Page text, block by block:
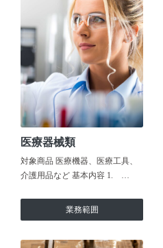
医療器械類
対象商品 医療機器、医療工具、
介護用品など 基本内容 1. …
業務範囲